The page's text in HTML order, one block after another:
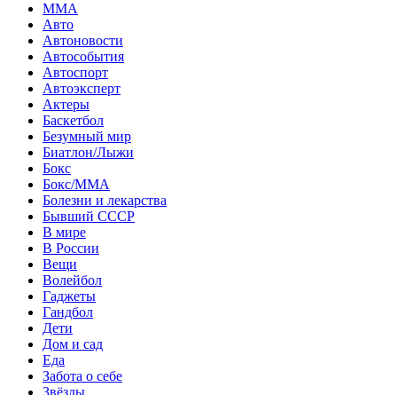
MMA
Авто
Автоновости
Автособытия
Автоспорт
Автоэксперт
Актеры
Баскетбол
Безумный мир
Биатлон/Лыжи
Бокс
Бокс/MMA
Болезни и лекарства
Бывший СССР
В мире
В России
Вещи
Волейбол
Гаджеты
Гандбол
Дети
Дом и сад
Еда
Забота о себе